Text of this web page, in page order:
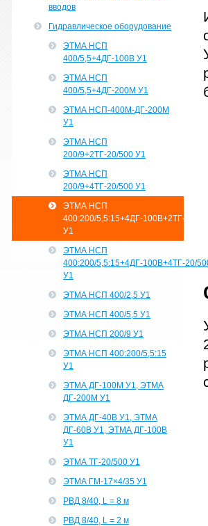
вводов
Гидравлическое оборудование
ЭТМА НСП
400/5,5+4ДГ-100В У1
ЭТМА НСП
400/5,5+4ДГ-200М У1
ЭТМА НСП-400М-ДГ-200М
У1
ЭТМА НСП
200/9+2ТГ-20/500 У1
ЭТМА НСП
200/9+4ТГ-20/500 У1
ЭТМА НСП
400:200/5,5:15+4ДГ-100В+2ТГ-20/500
У1
ЭТМА НСП
400:200/5,5:15+4ДГ-100В+4ТГ-20/
У1
ЭТМА НСП 400/2,5 У1
ЭТМА НСП 400/5,5 У1
ЭТМА НСП 200/9 У1
ЭТМА НСП 400:200/5,5:15
У1
ЭТМА ДГ-100М У1, ЭТМА
ДГ-200М У1
ЭТМА ДГ-40В У1, ЭТМА
ДГ-60В У1, ЭТМА ДГ-100В
У1
ЭТМА ТГ-20/500 У1
ЭТМА ГМ-17×4/35 У1
РВД 8/40, L = 8 м
РВД 8/40, L = 2 м